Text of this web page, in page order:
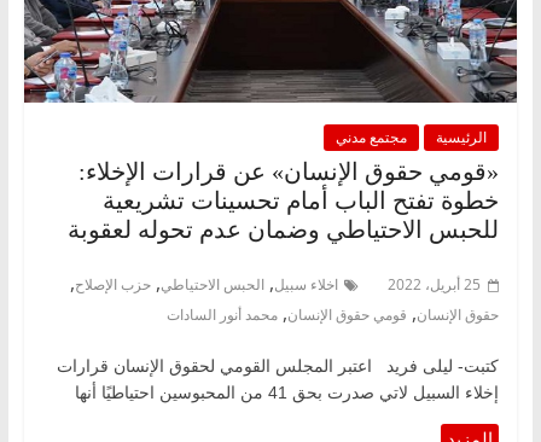
الرئيسية مجتمع مدني
«قومي حقوق الإنسان» عن قرارات الإخلاء:
خطوة تفتح الباب أمام تحسينات تشريعية
للحبس الاحتياطي وضمان عدم تحوله لعقوبة
25 أبريل، 2022 اخلاء سبيل, الحبس الاحتياطي, حزب الإصلاح,
حقوق الإنسان, قومي حقوق الإنسان, محمد أنور السادات
كتبت- ليلى فريد اعتبر المجلس القومي لحقوق الإنسان قرارات
إخلاء السبيل لاتي صدرت بحق 41 من المحبوسين احتياطيًا أنها